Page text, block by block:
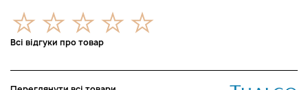
Всі відгуки про товар